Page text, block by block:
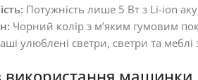
Потужність лише 5 Вт з Li-ion
Чорний колір з м’яким гумовим
улюблені светри, светри та
використання